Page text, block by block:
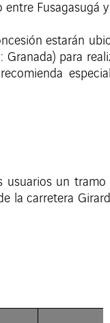
Fusagasugá
estarán
para
usuarios un
la carretera